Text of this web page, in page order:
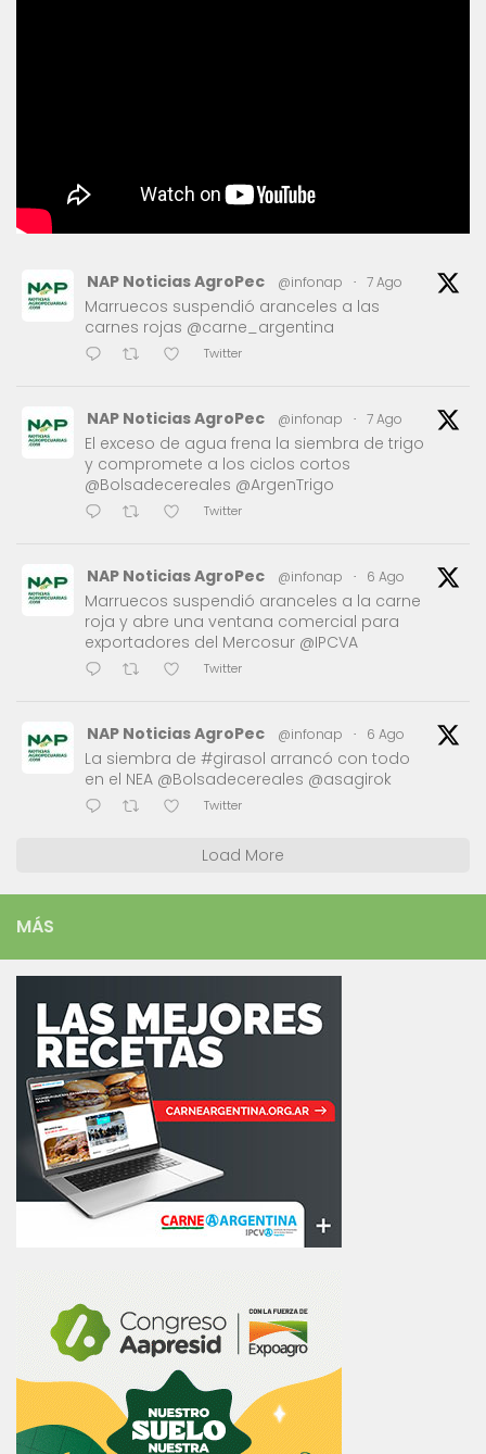
NAP Noticias AgroPec @infonap · 7 Ago
Marruecos suspendió aranceles a las
carnes rojas @carne_argentina
Twitter
NAP Noticias AgroPec @infonap · 7 Ago
El exceso de agua frena la siembra de trigo
y compromete a los ciclos cortos
@Bolsadecereales @ArgenTrigo
Twitter
NAP Noticias AgroPec @infonap · 6 Ago
Marruecos suspendió aranceles a la carne
roja y abre una ventana comercial para
exportadores del Mercosur @IPCVA
Twitter
NAP Noticias AgroPec @infonap · 6 Ago
La siembra de #girasol arrancó con todo
en el NEA @Bolsadecereales @asagirok
Twitter
Load More
MÁS